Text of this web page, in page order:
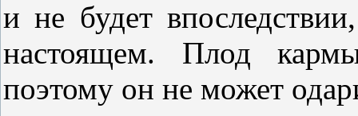
и не будет
настоящем. Плод
поэтому он не может